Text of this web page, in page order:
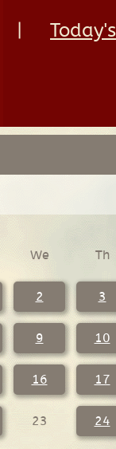
We Th
2 3
9 10
16 17
23 24